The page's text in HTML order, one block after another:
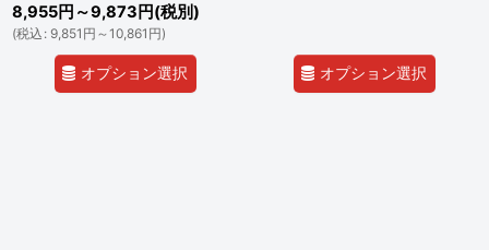
8,955円 ～9,873 円(税別)
(税込 : 9,851 円 ～10,861 円)
オプション選択 オプション選択